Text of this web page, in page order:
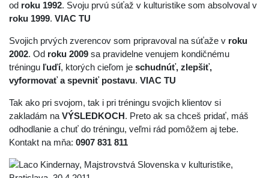
od roku 1992. Svoju prvú súťaž v kulturistike som absolvoval v
roku 1999. VIAC TU
Svojich prvých zverencov som pripravoval na súťaže v roku
2002. Od roku 2009 sa pravidelne venujem kondičnému
tréningu ľuďí, ktorých cieľom je schudnúť, zlepšiť,
vyformovať a spevniť postavu. VIAC TU
Tak ako pri svojom, tak i pri tréningu svojich klientov si
zakladám na VÝSLEDKOCH. Preto ak sa chceš pridať, máš
odhodlanie a chuť do tréningu, veľmi rád pomôžem aj tebe.
Kontakt na mňa: 0907 831 811